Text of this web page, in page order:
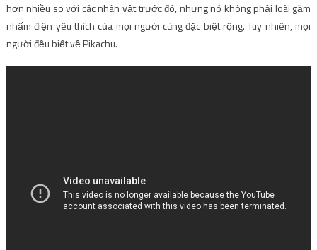
hơn nhiều so với các nhân vật trước đó, nhưng nó không phải loài gặm
nhấm điện yêu thích của mọi người cũng đặc biệt rộng. Tuy nhiên, mọi
người đều biết về Pikachu.